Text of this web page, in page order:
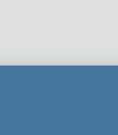
für Sie da!
Sie da und